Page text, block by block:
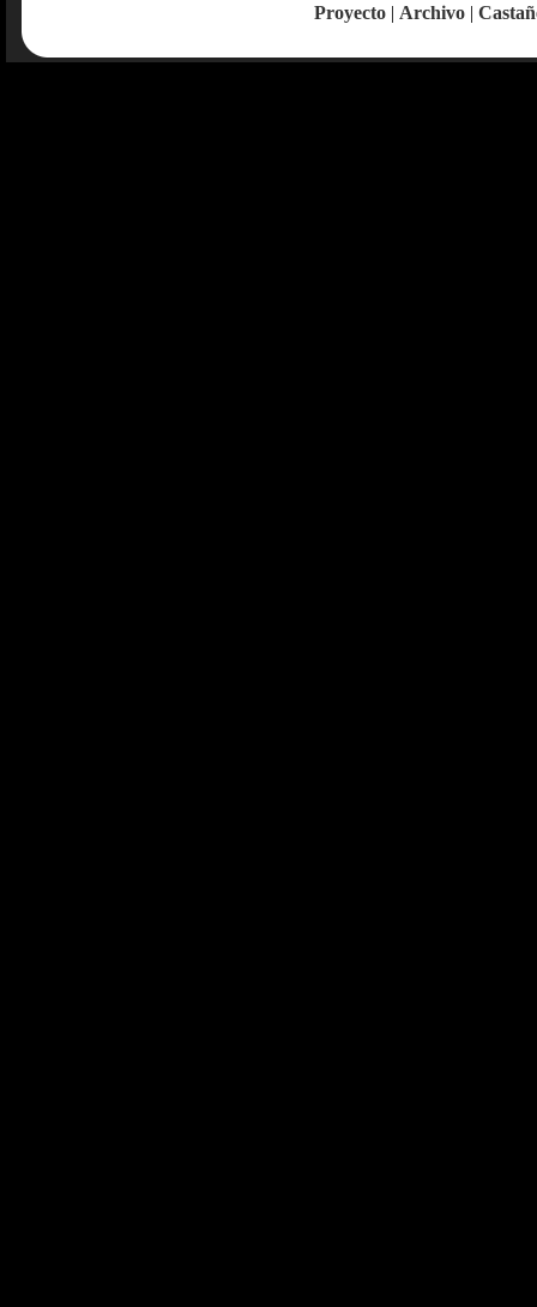
Proyecto | Archivo |